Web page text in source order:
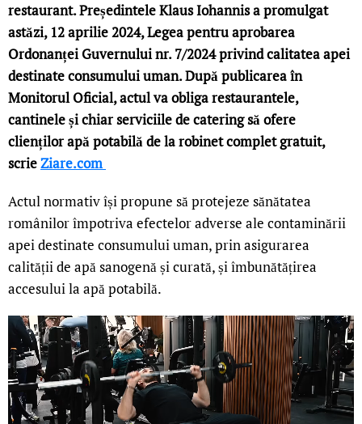
restaurant. Președintele Klaus Iohannis a promulgat
astăzi, 12 aprilie 2024, Legea pentru aprobarea
Ordonanței Guvernului nr. 7/2024 privind calitatea apei
destinate consumului uman. După publicarea în
Monitorul Oficial, actul va obliga restaurantele,
cantinele și chiar serviciile de catering să ofere
clienților apă potabilă de la robinet complet gratuit,
scrieZiare.com
Actul normativ își propune să protejeze sănătatea
românilor împotriva efectelor adverse ale contaminării
apei destinate consumului uman, prin asigurarea
calității de apă sanogenă și curată, și îmbunătățirea
accesului la apă potabilă.